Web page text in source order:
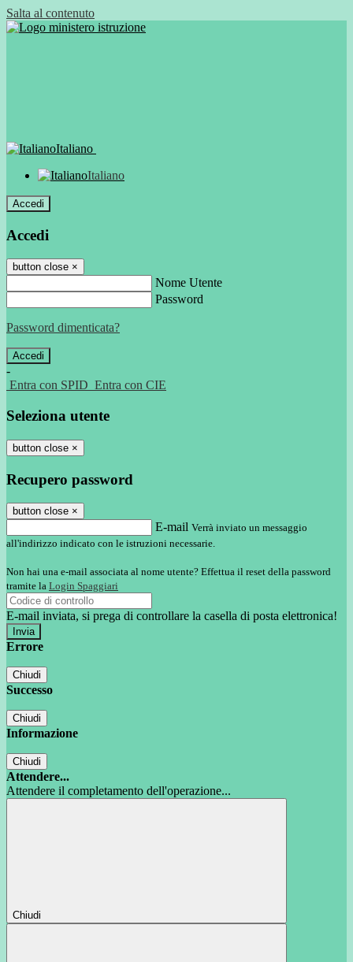
Salta al contenuto
Italiano
Italiano
Accedi
Accedi
button close ×
Nome Utente
Password
Password dimenticata?
-
Entra con SPID Entra con CIE
Seleziona utente
button close ×
Recupero password
button close ×
E-mail Verrà inviato un messaggio
all'indirizzo indicato con le istruzioni necessarie.
Non hai una e-mail associata al nome utente? Effettua il reset della password
tramite la Login Spaggiari
E-mail inviata, si prega di controllare la casella di posta elettronica!
Errore
Chiudi
Successo
Chiudi
Informazione
Chiudi
Attendere...
Attendere il completamento dell'operazione...
Chiudi